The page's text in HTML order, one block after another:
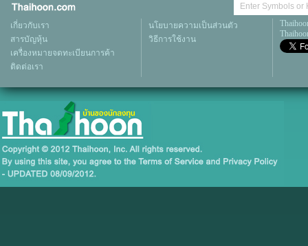
เกี่ยวกับเรา
สารบัญหุ้น
เครื่องหมายจดทะเบียนการค้า
ติดต่อเรา
นโยบายความเป็นส่วนตัว
วิธีการใช้งาน